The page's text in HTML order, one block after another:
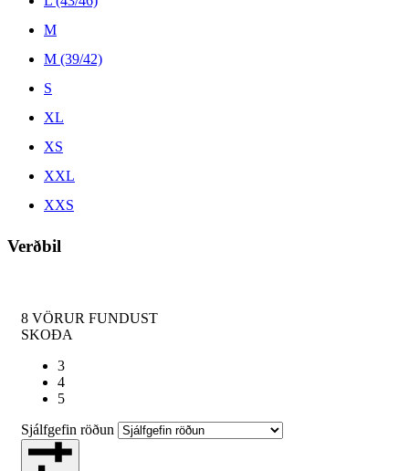
M
M (39/42)
S
XL
XS
XXL
XXS
Verðbil
8 VÖRUR FUNDUST
SKOÐA
3
4
5
Sjálfgefin röðun